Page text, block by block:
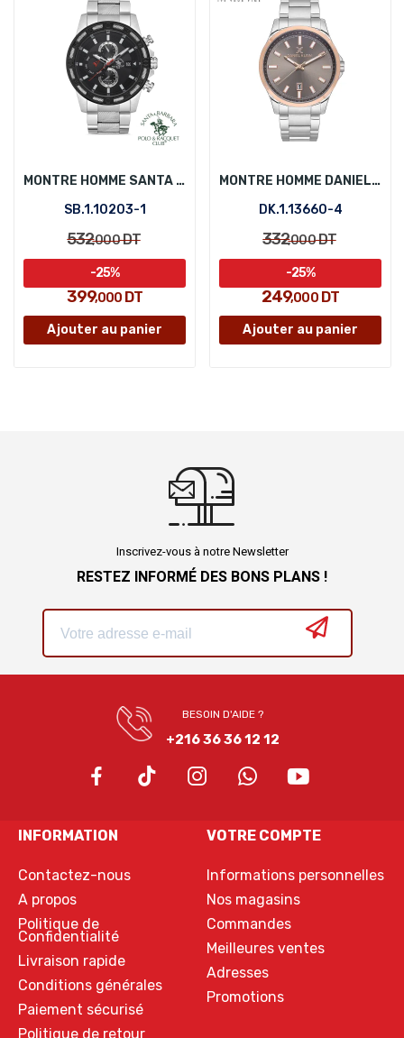
MONTRE HOMME SANTA BARBARA POLO SB.1.10203-1
SB.1.10203-1
532,000DT
399,000 DT
-25%
Ajouter au panier
MONTRE HOMME DANIEL KLEIN DK.1.13660-4
DK.1.13660-4
332,000DT
249,000DT
-25%
Ajouter au panier
Inscrivez-vous à notre Newsletter
RESTEZ INFORMÉ DES BONS PLANS !
BESOIN D'AIDE ?
+216 36 36 12 12
INFORMATION
Contactez-nous
A propos
Politique de
Confidentialité
Livraison rapide
Conditions générales
Paiement sécurisé
Politique de retour
VOTRE COMPTE
Informations personnelles
Nos magasins
Commandes
Meilleures ventes
Adresses
Promotions